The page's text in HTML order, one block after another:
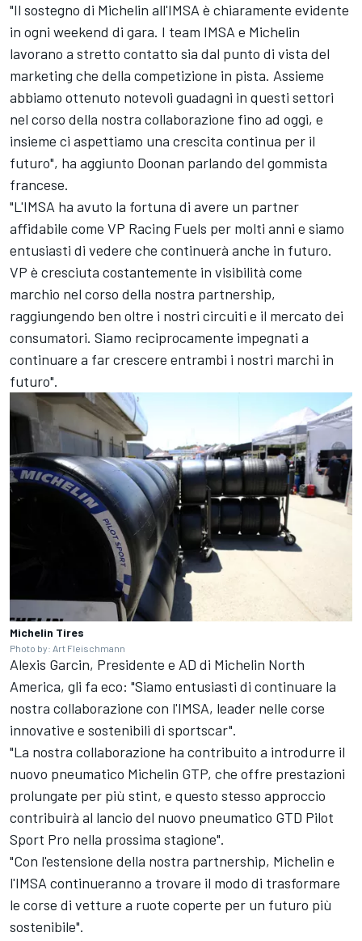
"Il sostegno di Michelin all'IMSA è chiaramente evidente
in ogni weekend di gara. I team IMSA e Michelin
lavorano a stretto contatto sia dal punto di vista del
marketing che della competizione in pista. Assieme
abbiamo ottenuto notevoli guadagni in questi settori
nel corso della nostra collaborazione fino ad oggi, e
insieme ci aspettiamo una crescita continua per il
futuro", ha aggiunto Doonan parlando del gommista
francese.
"L'IMSA ha avuto la fortuna di avere un partner
affidabile come VP Racing Fuels per molti anni e siamo
entusiasti di vedere che continuerà anche in futuro.
VP è cresciuta costantemente in visibilità come
marchio nel corso della nostra partnership,
raggiungendo ben oltre i nostri circuiti e il mercato dei
consumatori. Siamo reciprocamente impegnati a
continuare a far crescere entrambi i nostri marchi in
futuro".
Michelin Tires
Photo by: Art Fleischmann
Alexis Garcin, Presidente e AD di Michelin North
America, gli fa eco: "Siamo entusiasti di continuare la
nostra collaborazione con l'IMSA, leader nelle corse
innovative e sostenibili di sportscar".
"La nostra collaborazione ha contribuito a introdurre il
nuovo pneumatico Michelin GTP, che offre prestazioni
prolungate per più stint, e questo stesso approccio
contribuirà al lancio del nuovo pneumatico GTD Pilot
Sport Pro nella prossima stagione".
"Con l'estensione della nostra partnership, Michelin e
l'IMSA continueranno a trovare il modo di trasformare
le corse di vetture a ruote coperte per un futuro più
sostenibile".